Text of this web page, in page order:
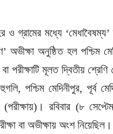
ও গ্রামের মধ্যে
অনুষ্ঠিত হল পশ্চিম
পরীক্ষাটি মূলত দ্বিতীয় শ্রেণি
পশ্চিম মেদিনীপুর, পূর্ব
রবিবার (৮
বা অভীক্ষায় অংশ নিয়েছিল।